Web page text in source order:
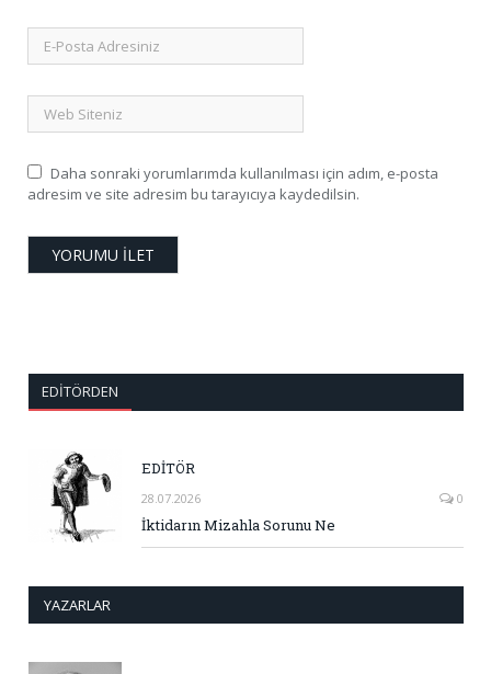
Daha sonraki yorumlarımda kullanılması için adım, e-posta
adresim ve site adresim bu tarayıcıya kaydedilsin.
EDITÖRDEN
EDİTÖR
28.07.2026 0
İktidarın Mizahla Sorunu Ne
YAZARLAR